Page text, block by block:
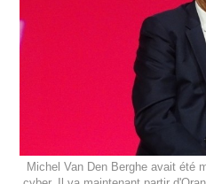
Michel Van Den Berghe avait été